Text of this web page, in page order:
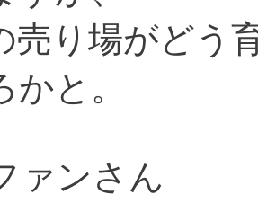
売り場がどう
かと。
ァンさん